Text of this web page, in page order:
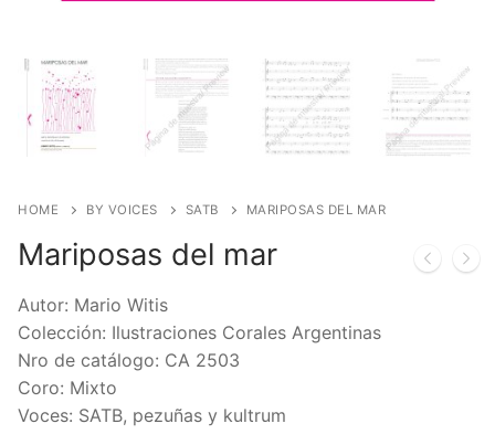
HOME BY VOICES SATB MARIPOSAS DEL MAR
Mariposas del mar
Autor: Mario Witis
Colección: Ilustraciones Corales Argentinas
Nro de catálogo: CA 2503
Coro: Mixto
Voces: SATB, pezuñas y kultrum